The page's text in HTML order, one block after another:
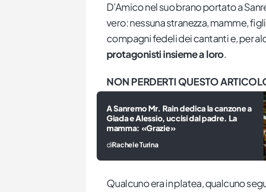
D’Amico nel suo brano portato a
vero: nessuna stranezza, mamme,
compagni fedeli dei cantanti e, per
protagonisti insieme a loro.
NON PERDERTI QUESTO
A Sanremo Mr. Rain dedica la canzone a
Giada e Alessio, uccisi dal padre. La
mamma: «Grazie»
diRachele Turina
Qualcuno era in platea, qualcuno